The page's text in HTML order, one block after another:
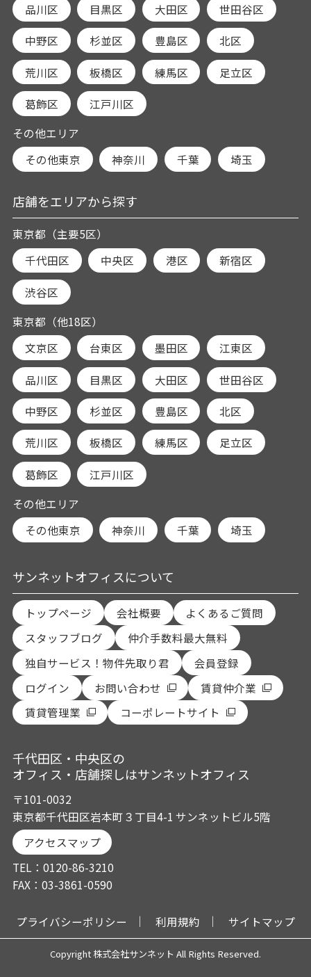
品川区 目黒区 大田区 世田谷区
中野区 杉並区 豊島区 北区
荒川区 板橋区 練馬区 足立区
葛飾区
江戸川区
その他エリア
その他東京
神奈川 千葉 埼玉
店舗をエリアから探す
東京都（主要5区）
千代田区
中央区 港区 新宿区
渋谷区
東京都（他18区）
文京区
台東区 墨田区 江東区
品川区 目黒区 大田区 世田谷区
中野区 杉並区 豊島区 北区
荒川区 板橋区 練馬区 足立区
葛飾区
江戸川区
その他エリア
その他東京
神奈川 千葉 埼玉
サンネットオフィスについて
トップページ 会社概要
よくあるご質問
スタッフブログ
仲介手数料最大無料
独自サービス！物件先取り君
会員登録
ログイン
お問い合わせ
賃貸仲介業
賃貸管理業
コーポレートサイト
千代田区・中央区の
オフィス・店舗探しはサンネットオフィス
〒101-0032
東京都千代田区岩本町３丁目4-1 サンネットビル5階
アクセスマップ
TEL：0120-86-3210
FAX：03-3861-0590
プライバシーポリシー 利用規約 サイトマップ
Copyright 株式会社サンネット All Rights Reserved.